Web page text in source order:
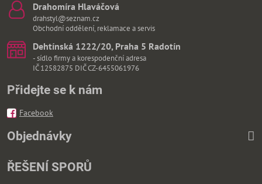
Drahomíra Hlaváčová
drahstyl@seznam.cz
Obchodní oddělení, reklamace a servis
Dehtínská 1222/20, Praha 5 Radotín
- sídlo firmy a korespodenční adresa
IČ 12582875 DIČ CZ-6455061976
Přidejte se k nám
Facebook
Objednávky
ŘEŠENÍ SPORŮ